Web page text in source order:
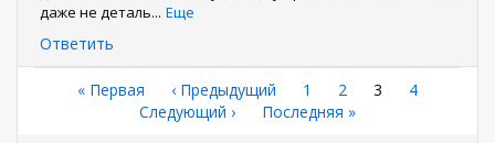
даже не деталь... Еще
Ответить
Нумерация
страниц
Первая
страница
« Первая ←
‹ Предыдущий Страница
1 Страница
2
Текущая
3 Страница
4
Следующая
Следующий ›
Последняя
Последняя »